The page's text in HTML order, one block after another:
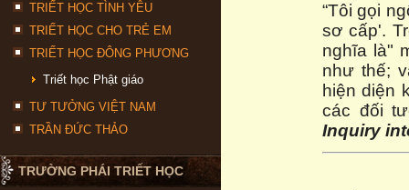
TRIẾT HỌC TÌNH YÊU
TRIẾT HỌC CHO TRẺ EM
TRIẾT HỌC ĐÔNG PHƯƠNG
Triết học Phật giáo
TƯ TƯỞNG VIỆT NAM
TRẦN ĐỨC THẢO
TRƯỜNG PHÁI TRIẾT HỌC
“Tôi gọi
sơ cấp'.
nghĩa là"
như thế;
hiện diện
các đối
Inquiry